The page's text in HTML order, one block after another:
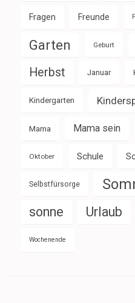
Fragen Freunde
Garten Geburt
Herbst Januar
Kindergarten
Mama Mama sein
Oktober Schule
Selbstfürsorge
sonne Urlaub
Wochenende